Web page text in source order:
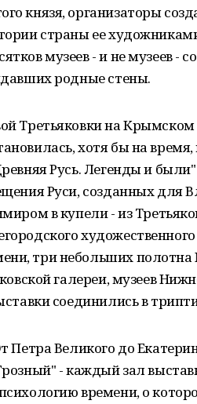
князя, организаторы
страны ее
музеев - и не музеев -
родные стены.
Третьяковки на
хотя бы на время,
Русь. Легенды и
Руси, созданных для
в купели - из
художественного
три небольших
галереи, музеев
соединились в
Петра Великого до
- каждый зал
времени, о